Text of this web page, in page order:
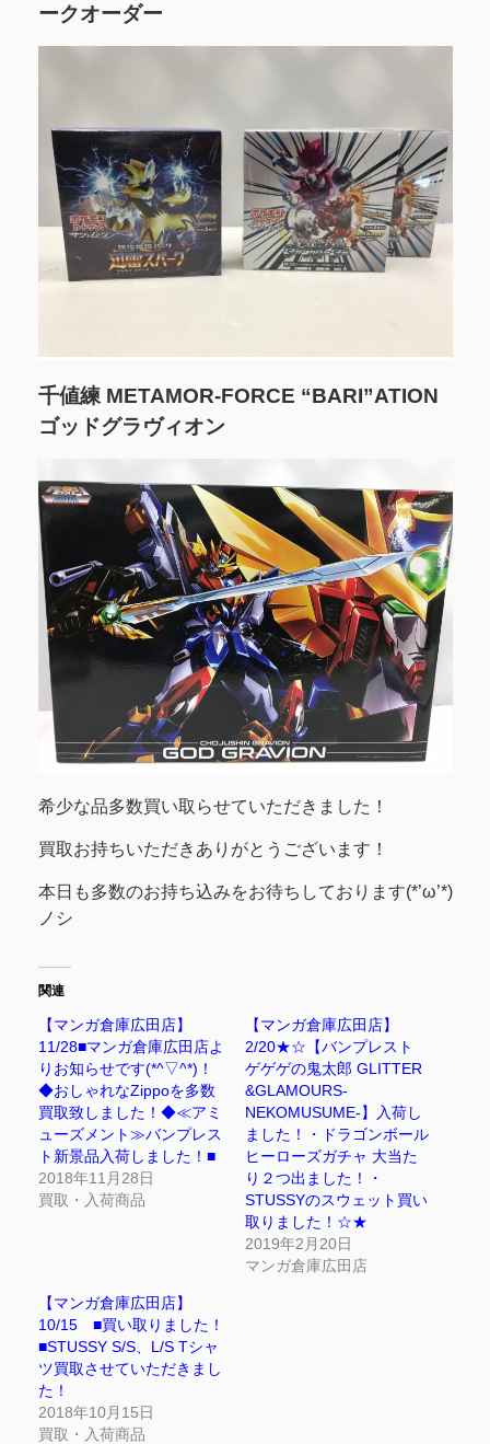
ークオーダー
千値練 METAMOR-FORCE “BARI”ATION
ゴッドグラヴィオン
希少な品多数買い取らせていただきました！
買取お持ちいただきありがとうございます！
本日も多数のお持ち込みをお待ちしております(*’ω’*)
ノシ
関連
【マンガ倉庫広田店】
11/28■マンガ倉庫広田店よ
りお知らせです(*^▽^*)！
◆おしゃれなZippoを多数
買取致しました！◆≪アミ
ューズメント≫バンプレス
ト新景品入荷しました！■
2018年11月28日
買取・入荷商品
【マンガ倉庫広田店】
2/20★☆【バンプレスト
ゲゲゲの鬼太郎 GLITTER
&GLAMOURS-
NEKOMUSUME-】入荷し
ました！・ドラゴンボール
ヒーローズガチャ 大当た
り２つ出ました！・
STUSSYのスウェット買い
取りました！☆★
2019年2月20日
マンガ倉庫広田店
【マンガ倉庫広田店】
10/15 ■買い取りました！
■STUSSY S/S、L/S Tシャ
ツ買取させていただきまし
た！
2018年10月15日
買取・入荷商品